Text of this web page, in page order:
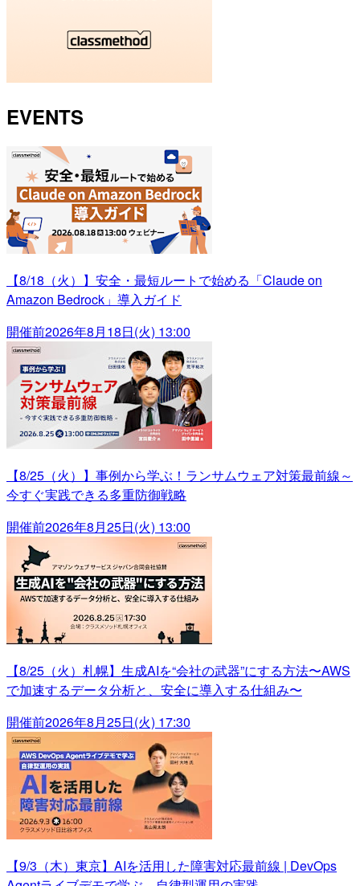
EVENTS
【8/18（火）】安全・最短ルートで始める「Claude on
Amazon Bedrock」導入ガイド
開催前2026年8月18日(火) 13:00
【8/25（火）】事例から学ぶ！ランサムウェア対策最前線～
今すぐ実践できる多重防御戦略
開催前2026年8月25日(火) 13:00
【8/25（火）札幌】生成AIを“会社の武器”にする方法〜AWS
で加速するデータ分析と、安全に導入する仕組み〜
開催前2026年8月25日(火) 17:30
【9/3（木）東京】AIを活用した障害対応最前線 | DevOps